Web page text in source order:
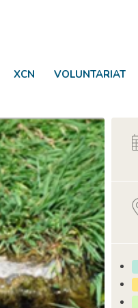
XCN VOLUNTARIAT